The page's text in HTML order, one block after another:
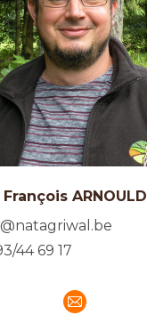
François ARNOULD
44 69 17